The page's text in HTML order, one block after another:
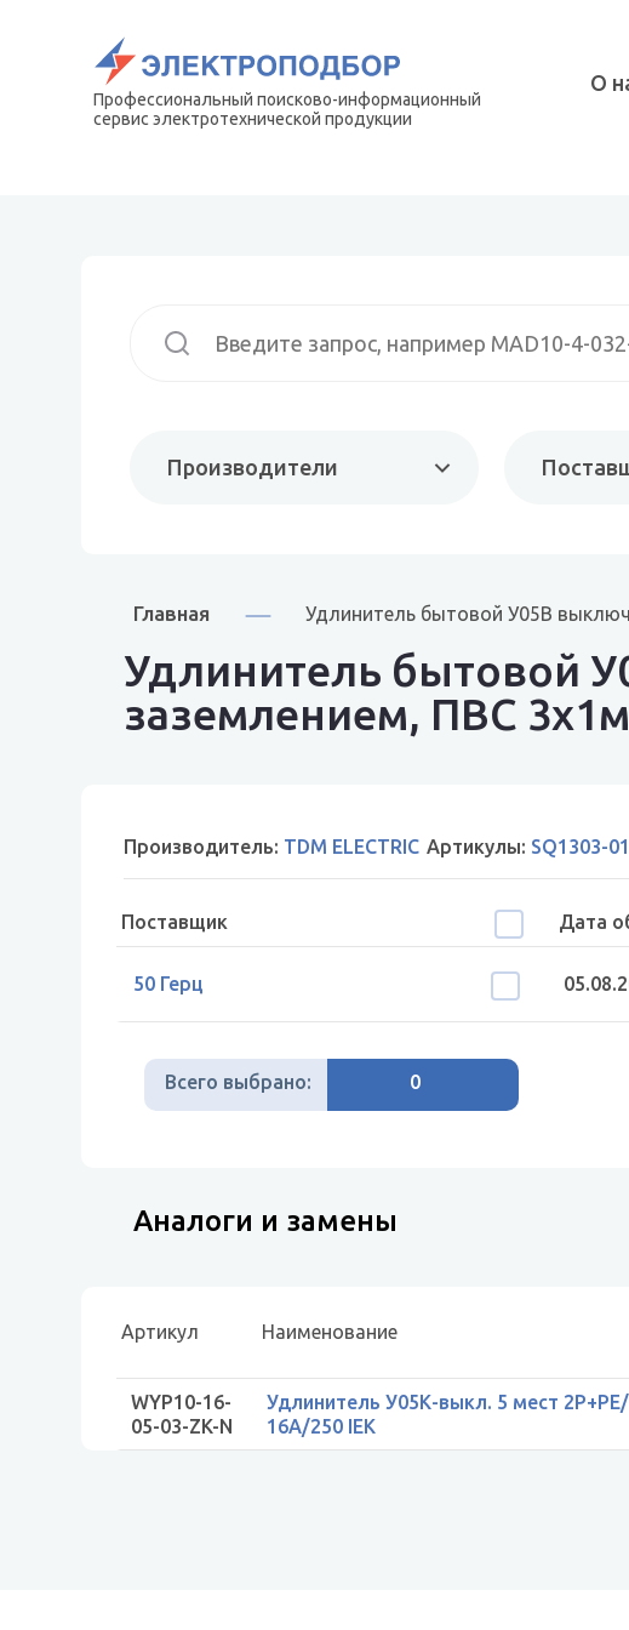
Профессиональный поисково-информационный
сервис электротехнической продукции
О
Производители
Главная Удлинитель бытовой У05В
Удлинитель бытовой
заземлением, ПВС
Производитель: TDM ELECTRIC Артикулы: SQ1303-
Поставщик Дата
50 Герц
Всего выбрано: 0
Аналоги и замены
Артикул Наименование
WYP10-16-
05-03-ZK-N
Удлинитель У05К-выкл. 5 мест
16А/250 IEK